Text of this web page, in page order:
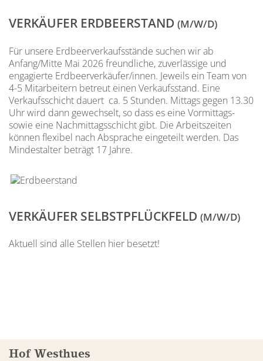
VERKÄUFER ERDBEERSTAND (M/W/D)
Für unsere Erdbeerverkaufsstände suchen wir ab
Anfang/Mitte Mai 2026 freundliche, zuverlässige und
engagierte Erdbeerverkäufer/innen. Jeweils ein Team von
4-5 Mitarbeitern betreut einen Verkaufsstand. Eine
Verkaufsschicht dauert ca. 5 Stunden. Mittags gegen 13.30
Uhr wird dann gewechselt, so dass es eine Vormittags-
sowie eine Nachmittagsschicht gibt. Die Arbeitszeiten
können flexibel nach Absprache eingeteilt werden. Das
Mindestalter beträgt 17 Jahre.
VERKÄUFER SELBSTPFLÜCKFELD (M/W/D)
Aktuell sind alle Stellen hier besetzt!
Hof Westhues